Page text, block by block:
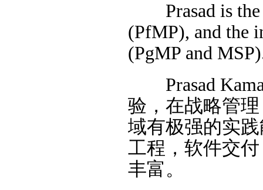
Prasad is the
(PfMP), and the
(PgMP and
Prasad
验，在战略管
域有极强的实
工程，软件交
丰富。